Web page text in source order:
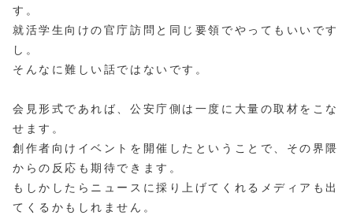
す。
就活学生向けの官庁訪問と同じ要領でやってもいいです
し。
そんなに難しい話ではないです。
会見形式であれば、公安庁側は一度に大量の取材をこな
せます。
創作者向けイベントを開催したということで、その界隈
からの反応も期待できます。
もしかしたらニュースに採り上げてくれるメディアも出
てくるかもしれません。